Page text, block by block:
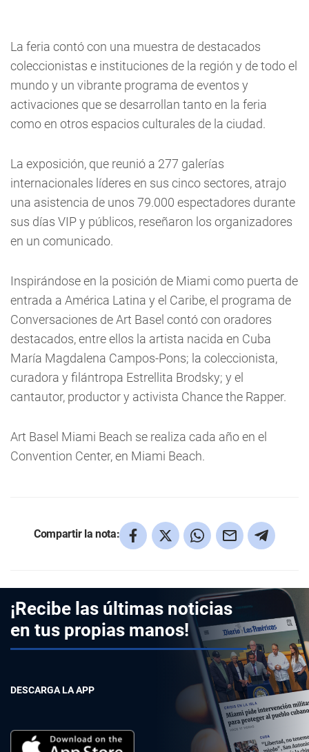
La feria contó con una muestra de destacados
coleccionistas e instituciones de la región y de todo el
mundo y un vibrante programa de eventos y
activaciones que se desarrollan tanto en la feria
como en otros espacios culturales de la ciudad.
La exposición, que reunió a 277 galerías
internacionales líderes en sus cinco sectores, atrajo
una asistencia de unos 79.000 espectadores durante
sus días VIP y públicos, reseñaron los organizadores
en un comunicado.
Inspirándose en la posición de Miami como puerta de
entrada a América Latina y el Caribe, el programa de
Conversaciones de Art Basel contó con oradores
destacados, entre ellos la artista nacida en Cuba
María Magdalena Campos-Pons; la coleccionista,
curadora y filántropa Estrellita Brodsky; y el
cantautor, productor y activista Chance the Rapper.
Art Basel Miami Beach se realiza cada año en el
Convention Center, en Miami Beach.
Compartir la nota:
¡Recibe las últimas noticias
en tus propias manos!
DESCARGA LA APP